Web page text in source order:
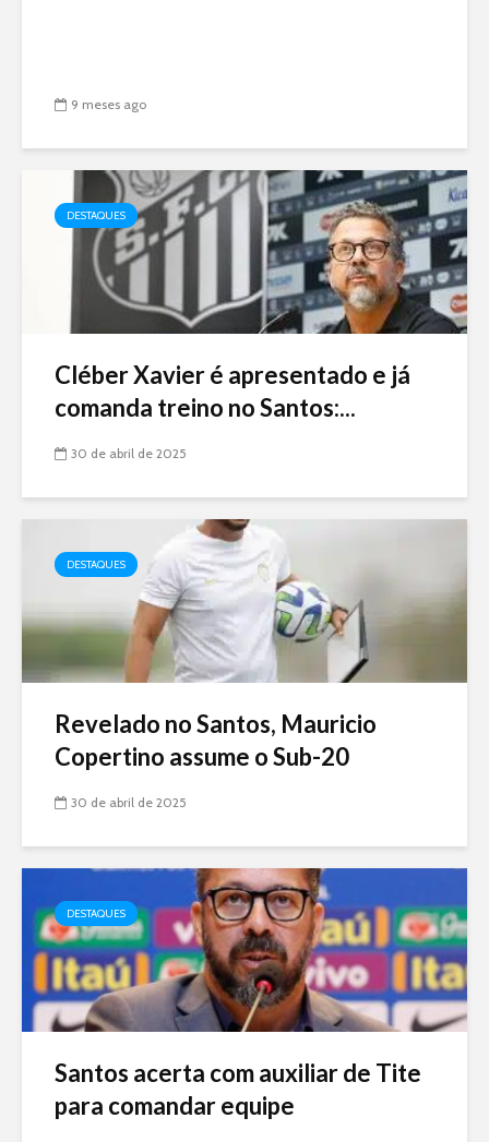
9 meses ago
DESTAQUES
Cléber Xavier é apresentado e já
comanda treino no Santos:...
30 de abril de 2025
DESTAQUES
Revelado no Santos, Mauricio
Copertino assume o Sub-20
30 de abril de 2025
DESTAQUES
Santos acerta com auxiliar de Tite
para comandar equipe